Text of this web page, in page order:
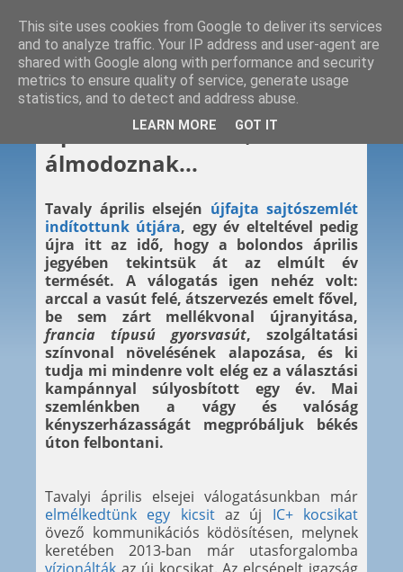
2014. 04. 01.
Áprilisi tréfa? Nem, csak
álmodoznak...
Tavaly április elsején újfajta sajtószemlét
indítottunk útjára, egy év elteltével pedig
újra itt az idő, hogy a bolondos április
jegyében tekintsük át az elmúlt év
termését. A válogatás igen nehéz volt:
arccal a vasút felé, átszervezés emelt fővel,
be sem zárt mellékvonal újranyitása,
francia típusú gyorsvasút, szolgáltatási
színvonal növelésének alapozása, és ki
tudja mi mindenre volt elég ez a választási
kampánnyal súlyosbított egy év. Mai
szemlénkben a vágy és valóság
kényszerházasságát megpróbáljuk békés
úton felbontani.
Tavalyi április elsejei válogatásunkban már
elmélkedtünk egy kicsitaz új IC+ kocsikat
övező kommunikációs ködösítésen, melynek
keretében 2013-ban már utasforgalomba
This site uses cookies from Google to deliver its services
and to analyze traffic. Your IP address and user-agent are
shared with Google along with performance and security
metrics to ensure quality of service, generate usage
statistics, and to detect and address abuse.
LEARN MORE GOT IT